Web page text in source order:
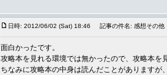
日時: 2012/06/02 (Sat) 18:46 記事の件名: 感想その他
面白かったです。
攻略本を見れる環境では無かったので、攻略本を
ちなみに攻略本の中身は読んだことがありますが